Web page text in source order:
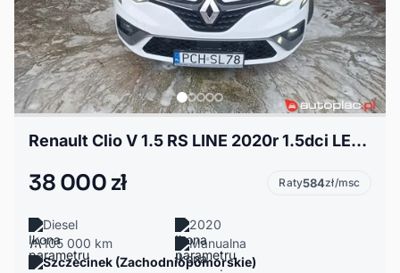
Renault Clio V 1.5 RS LINE 2020r 1.5dci LED Spl 4 litr
38 000 zł Raty584zł/msc
Diesel
2020
105 000 km
Manualna
Szczecinek (Zachodniopomorskie)